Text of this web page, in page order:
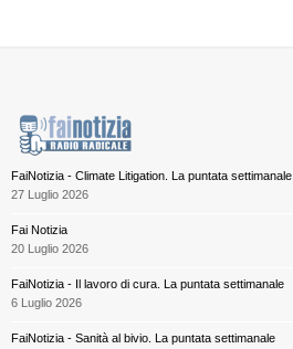
FaiNotizia - Climate Litigation. La puntata settimanale
27 Luglio 2026
Fai Notizia
20 Luglio 2026
FaiNotizia - Il lavoro di cura. La puntata settimanale
6 Luglio 2026
FaiNotizia - Sanità al bivio. La puntata settimanale